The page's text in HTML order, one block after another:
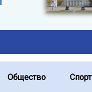
Общество Спорт